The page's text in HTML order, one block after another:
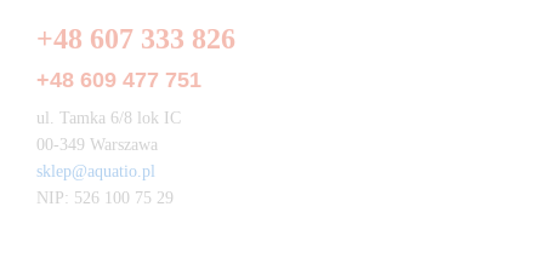
+48 607 333 826
+48 609 477 751
ul. Tamka 6/8 lok IC
00-349 Warszawa
sklep@aquatio.pl
NIP: 526 100 75 29